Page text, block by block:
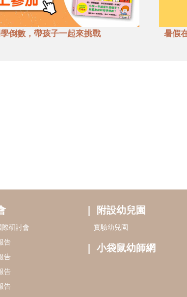
倒數，帶孩子一起來挑戰 暑假
研討會
告
告
告
告
附設幼兒園
實驗幼兒園
小袋鼠幼師網